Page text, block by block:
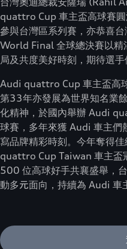
quattro Cup 車主盃高球賽
參與台灣區系列賽，亦恭喜
World Final 全球總決賽以精
局及共度美好時刻，期待選手
Audi quattro Cup 車主盃高
第33年亦發展為世界知名業
化精神，於國內舉辦 Audi
球賽，多年來獲 Audi 車主們
寫品牌精彩時刻。今年奪得
quattro Cup Taiwan 車主盃
500 位高球好手共襄盛舉，
動多元面向，持續為 Audi 車